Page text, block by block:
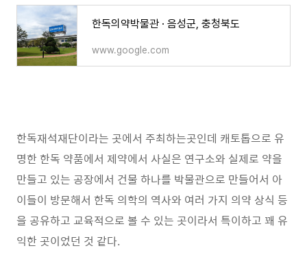
한독의약박물관 · 음성군, 충청북도
www.google.com
한독재석재단이라는 곳에서 주최하는곳인데 캐토톱으로 유
명한 한독 약품에서 제약에서 사실은 연구소와 실제로 약을
만들고 있는 공장에서 건물 하나를 박물관으로 만들어서 아
이들이 방문해서 한독 의학의 역사와 여러 가지 의약 상식 등
을 공유하고 교육적으로 볼 수 있는 곳이라서 특이하고 꽤 유
익한 곳이었던 것 같다.